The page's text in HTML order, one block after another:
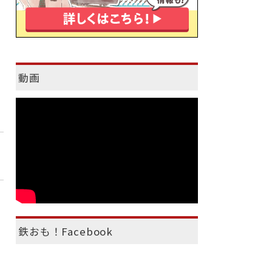
動画
鉄おも！Facebook